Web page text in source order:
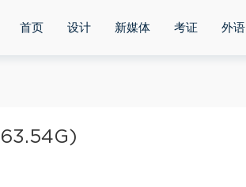
首页 设计 新媒体 考证 外语